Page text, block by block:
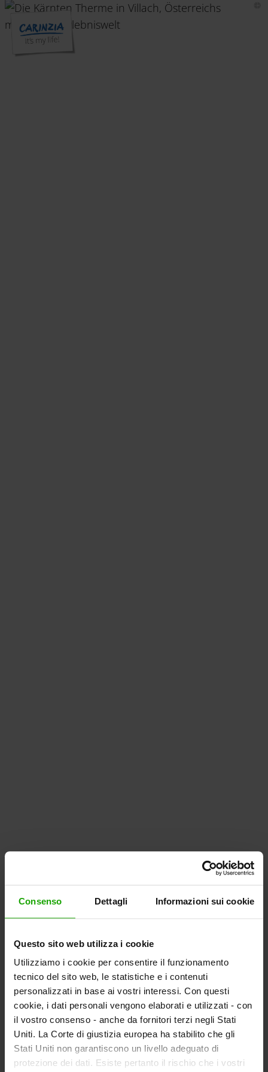
Consenso Dettagli Informazioni sui cookie
Questo sito web utilizza i cookie
Utilizziamo i cookie per consentire il funzionamento
tecnico del sito web, le statistiche e i contenuti
personalizzati in base ai vostri interessi. Con questi
cookie, i dati personali vengono elaborati e utilizzati - con
il vostro consenso - anche da fornitori terzi negli Stati
Uniti. La Corte di giustizia europea ha stabilito che gli
Stati Uniti non garantiscono un livello adeguato di
protezione dei dati. Esiste pertanto il rischio che i vostri